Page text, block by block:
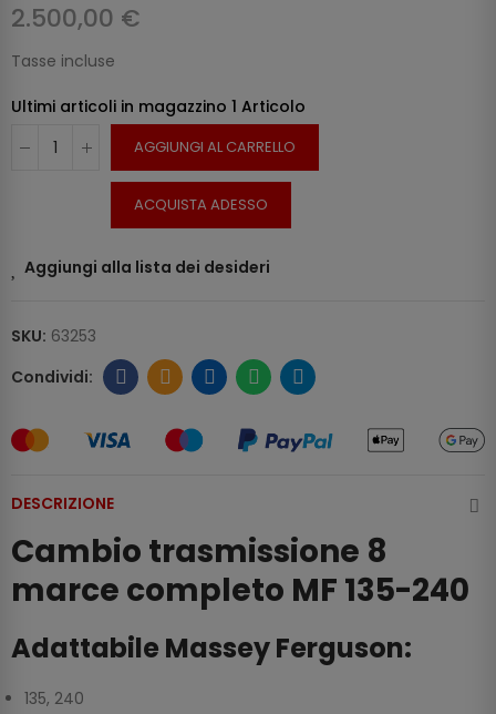
2.500,00 €
Tasse incluse
Ultimi articoli in magazzino 1 Articolo
AGGIUNGI AL CARRELLO
ACQUISTA ADESSO
Aggiungi alla lista dei desideri
SKU: 63253
DESCRIZIONE
Cambio trasmissione 8
marce completo MF 135-240
Adattabile Massey Ferguson:
135, 240